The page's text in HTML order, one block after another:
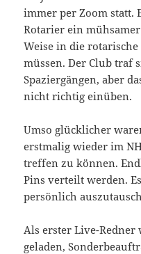
immer per Zoom statt.
Rotarier ein
Weise in die
müssen. Der Club traf
Spaziergängen, aber
nicht richtig einüben.
Umso glücklicher
erstmalig wieder im
treffen zu können.
Pins verteilt werden.
persönlich
Als erster Live-
geladen,